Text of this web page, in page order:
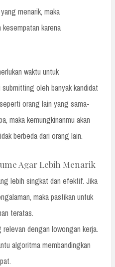
menarik, maka
kesempatan karena
waktu untuk
oleh banyak kandidat
orang lain yang sama-
maka kemungkinanmu akan
berbeda dari orang lain.
Agar Lebih Menarik
lebih singkat dan efektif. Jika
maka pastikan untuk
teratas.
relevan dengan lowongan kerja.
algoritma membandingkan